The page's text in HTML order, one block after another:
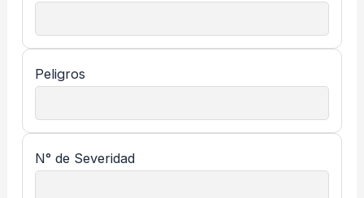
Peligros
N° de Severidad